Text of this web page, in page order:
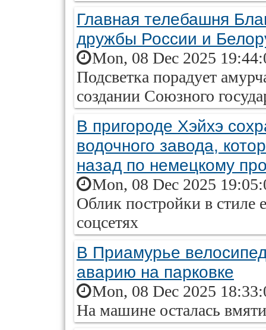
Главная телебашня
дружбы России и
Mon, 08 Dec 2025
Подсветка порадует
создании Союзного
В пригороде Хэйхэ
водочного завода,
назад по немецкому
Mon, 08 Dec 2025
Облик постройки в стиле
соцсетях
В Приамурье
аварию на парковке
Mon, 08 Dec 2025
На машине осталась